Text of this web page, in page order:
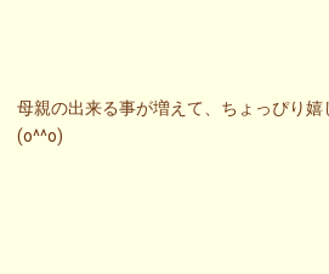
母親の出来る事が増えて、ちょっぴり
(o^^o)